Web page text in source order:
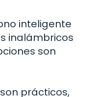
inteligente
inalámbricos
son
prácticos,